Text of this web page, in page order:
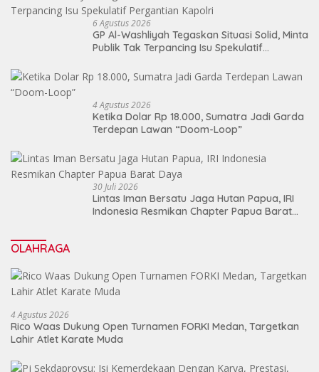
6 Agustus 2026
GP Al-Washliyah Tegaskan Situasi Solid, Minta
Publik Tak Terpancing Isu Spekulatif
4 Agustus 2026
Ketika Dolar Rp 18.000, Sumatra Jadi Garda
Terdepan Lawan “Doom-Loop”
30 Juli 2026
Lintas Iman Bersatu Jaga Hutan Papua, IRI
Indonesia Resmikan Chapter Papua Barat
OLAHRAGA
4 Agustus 2026
Rico Waas Dukung Open Turnamen FORKI Medan, Targetkan
Lahir Atlet Karate Muda